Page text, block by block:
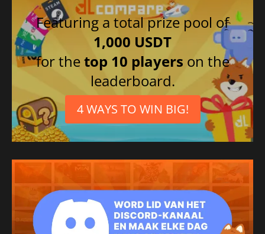
Featuring a total prize pool of
1,000 USDT
for thetop 10 players on the
leaderboard.
4 WAYS TO WIN BIG!